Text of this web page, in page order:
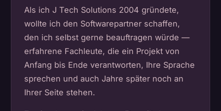
Als ich J Tech Solutions 2004 gründete,
wollte ich den Softwarepartner schaffen,
den ich selbst gerne beauftragen würde —
erfahrene Fachleute, die ein Projekt von
Anfang bis Ende verantworten, Ihre Sprache
sprechen und auch Jahre später noch an
Ihrer Seite stehen.